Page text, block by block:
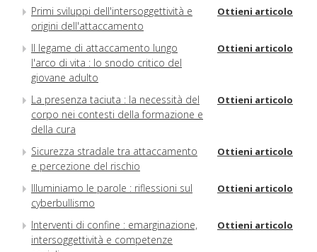
Primi sviluppi dell'intersoggettività e
origini dell'attaccamento
Ottieni articolo
Il legame di attaccamento lungo
l'arco di vita : lo snodo critico del
giovane adulto
Ottieni articolo
La presenza taciuta : la necessità del
corpo nei contesti della formazione e
della cura
Ottieni articolo
Sicurezza stradale tra attaccamento
e percezione del rischio
Ottieni articolo
Illuminiamo le parole : riflessioni sul
cyberbullismo
Ottieni articolo
Interventi di confine : emarginazione,
intersoggettività e competenze
Ottieni articolo